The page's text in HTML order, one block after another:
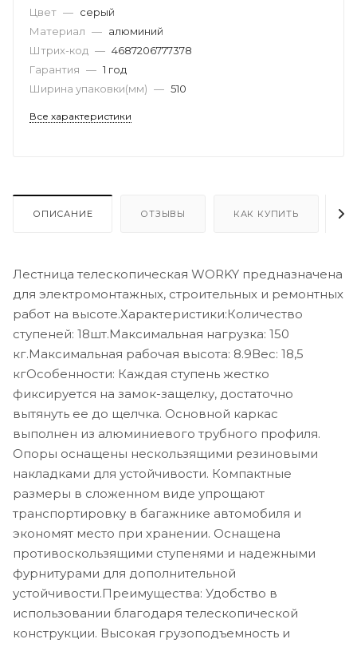
Цвет — серый
Материал — алюминий
Штрих-код — 4687206777378
Гарантия — 1 год
Ширина упаковки(мм) — 510
Все характеристики
ОПИСАНИЕ ОТЗЫВЫ КАК КУПИТЬ
Лестница телескопическая WORKY предназначена
для электромонтажных, строительных и ремонтных
работ на высоте.Характеристики:Количество
ступеней: 18шт.Максимальная нагрузка: 150
кг.Максимальная рабочая высота: 8.9Вес: 18,5
кгОсобенности: Каждая ступень жестко
фиксируется на замок-защелку, достаточно
вытянуть ее до щелчка. Основной каркас
выполнен из алюминиевого трубного профиля.
Опоры оснащены нескользящими резиновыми
накладками для устойчивости. Компактные
размеры в сложенном виде упрощают
транспортировку в багажнике автомобиля и
экономят место при хранении. Оснащена
противоскользящими ступенями и надежными
фурнитурами для дополнительной
устойчивости.Преимущества: Удобство в
использовании благодаря телескопической
конструкции. Высокая грузоподъемность и